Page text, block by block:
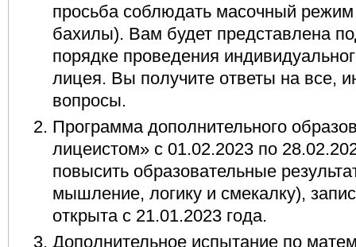
просьба соблюдать масочный
бахилы). Вам будет представлена
порядке проведения
лицея. Вы получите ответы на все,
вопросы.
Программа дополнительного
лицеистом» с 01.02.2023 по
повысить образовательные
мышление, логику и смекалку),
открыта с 21.01.2023 года.
Дополнительное испытание по